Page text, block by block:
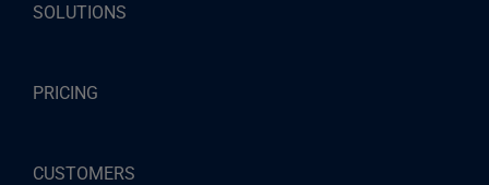
SOLUTIONS
PRICING
CUSTOMERS